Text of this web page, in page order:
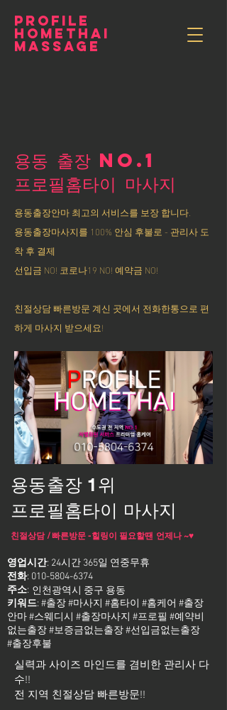
PROFILE
HOMETHAI
MASSAGE
용동 출장 NO.1
​프로필홈타이 마사지
용동출장안마 최고의 서비스를 보장 합니다.
용동출장마사지를 100% 안심 후불로 - 관리사 도
착 후 결제
선입금 NO! 코로나19 NO! 예약금 NO!
친절상담 빠른방문 계신 곳에서 전화한통으로 편
하게 마사지 받으세요!
용동출장 1위
프로필홈타이 마사지
친절상담 / 빠른방문 -힐링이 필요할땐 언제나 ~♥
영업시간: 24시간 365일 연중무휴
전화: 010-5804-6374
주소:
키워드: #출장 #마사지 #홈타이 #홈케어 #출장
안마 #스웨디시 #출장마사지 #프로필 #예약비
없는출장 #보증금없는출장 #선입금없는출장
#출장후불
인천광역시 중구 용동
실력과 사이즈 마인드를 겸비한 관리사 다
수!!
전 지역 친절상담 빠른방문!!